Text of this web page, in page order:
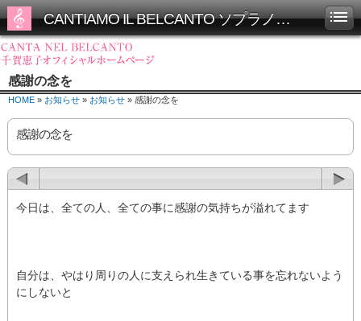
CANTIAMO IL BELCANTO ソプラノ千賀恵子オフィシャルホームページ
感謝の念を
HOME » お知らせ » お知らせ » 感謝の念を
感謝の念を
今日は、全ての人、全ての事に感謝の気持ちが溢れてます
自分は、やはり周りの人に支えられ生きている事を忘れないよう
にしないと